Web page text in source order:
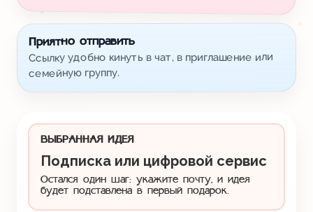
Приятно отправить
Ссылку удобно кинуть в чат, в приглашение или
семейную группу.
ВЫБРАННАЯ ИДЕЯ
Подписка или цифровой сервис
Остался один шаг: укажите почту, и идея
будет подставлена в первый подарок.